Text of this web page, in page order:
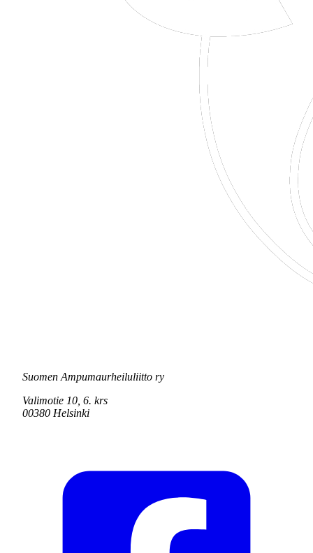
Suomen Ampumaurheiluliitto ry
Valimotie 10, 6. krs
00380 Helsinki